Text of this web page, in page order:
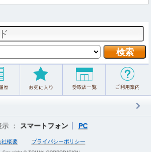
： スマートフォン PC
社概要 プライバシーポリシー